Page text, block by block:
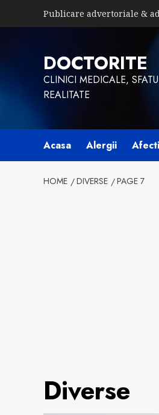
Publicare advertoriale &
DOCTORITE
CLINICI MEDICALE,
REALITATE
Acasa Alergii
HOME DIVERSE PAGE 7
Diverse